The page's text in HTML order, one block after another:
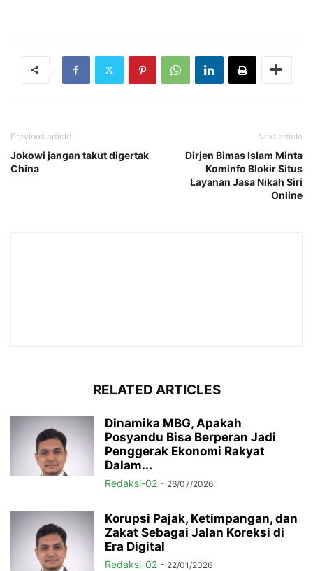
Previous article
Jokowi jangan takut digertak
China
Next article
Dirjen Bimas Islam Minta
Kominfo Blokir Situs
Layanan Jasa Nikah Siri
Online
RELATED ARTICLES
Dinamika MBG, Apakah
Posyandu Bisa Berperan Jadi
Penggerak Ekonomi Rakyat
Dalam...
Redaksi-02 - 26/07/2026
Korupsi Pajak, Ketimpangan, dan
Zakat Sebagai Jalan Koreksi di
Era Digital
Redaksi-02 - 22/01/2026